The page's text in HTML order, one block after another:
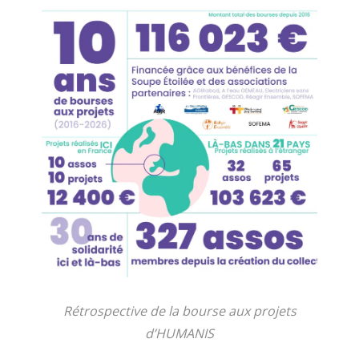
Rétrospective de la bourse aux projets
d’HUMANIS